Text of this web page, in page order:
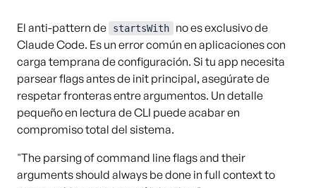
El anti-pattern de startsWith
no es exclusivo de
Claude Code. Es un error común en aplicaciones con
carga temprana de configuración. Si tu app necesita
parsear flags antes de init principal, asegúrate de
respetar fronteras entre argumentos. Un detalle
pequeño en lectura de CLI puede acabar en
compromiso total del sistema.
"The parsing of command line flags and their
arguments should always be done in full context to